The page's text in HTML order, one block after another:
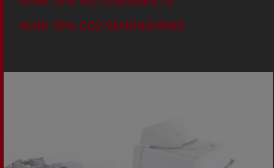
KUNI 10% CO2 VÄHENEMINE